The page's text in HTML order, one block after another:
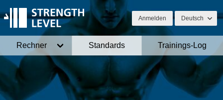
Anmelden Deutsch
Rechner Standards Trainings-Log